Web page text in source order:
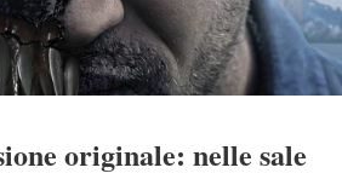
originale: nelle sale